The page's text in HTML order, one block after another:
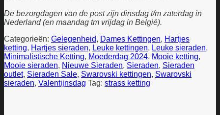
De bezorgdagen van de post zijn dinsdag t/m zaterdag in
Nederland (en maandag tm vrijdag in België).
Categorieën: Gelegenheid, Dames Kettingen, Hartjes
ketting, Hartjes sieraden, Leuke kettingen, Leuke sieraden,
Minimalistische Ketting, Moederdag 2024, Mooie ketting,
Mooie sieraden, Nieuwe Sieraden, Sieraden, Sieraden
outlet, Sieraden Sale, Swarovski kettingen, Swarovski
sieraden, Valentijnsdag Tag: strass ketting